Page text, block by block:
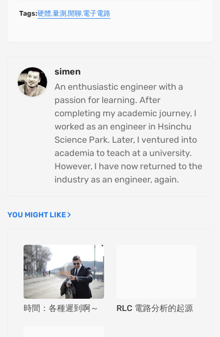
Tags:硬體 量測 閒聊 電子電路
simen
An enthusiastic engineer with a
passion for learning. After
completing my academic journey, I
worked as an engineer in Hsinchu
Science Park. Later, I ventured into
academia to teach at a university.
However, I have now returned to the
industry as an engineer, again.
YOU MIGHT LIKE
時間：各種遲到啊～ RLC 電路分析的起源